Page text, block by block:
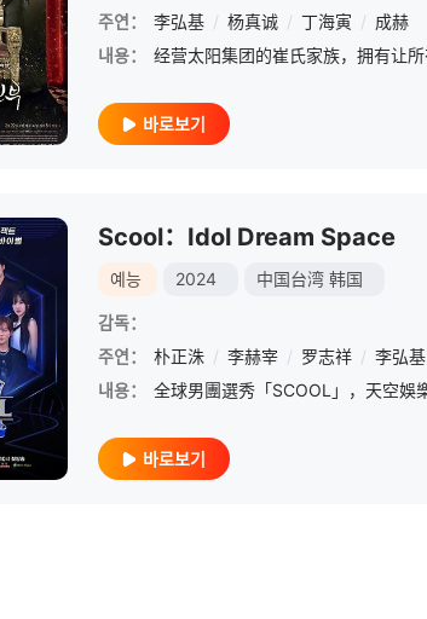
주연：
李弘基 / 杨真诚 / 丁海寅 / 成赫
내용：
바로보기
Scool：Idol Dream Space
예능 2024 中国台湾 韩国
감독：
주연：
朴正洙 / 李赫宰 / 罗志祥 / 李弘基
내용：
바로보기